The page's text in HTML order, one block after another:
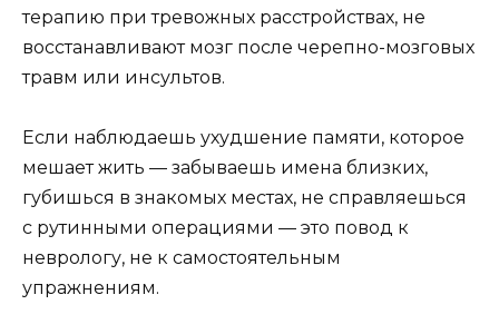
терапию при тревожных расстройствах, не
восстанавливают мозг после черепно-мозговых
травм или инсультов.
Если наблюдаешь ухудшение памяти, которое
мешает жить — забываешь имена близких,
губишься в знакомых местах, не справляешься
с рутинными операциями — это повод к
неврологу, не к самостоятельным
упражнениям.